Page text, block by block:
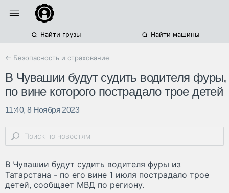
Найти грузы Найти машины
← Безопасность и страхование
В Чувашии будут судить водителя фуры,
по вине которого пострадало трое детей
11:40, 8 Ноября 2023
В Чувашии будут судить водителя фуры из
Татарстана - по его вине 1 июля пострадало трое
детей, сообщает МВД по региону.